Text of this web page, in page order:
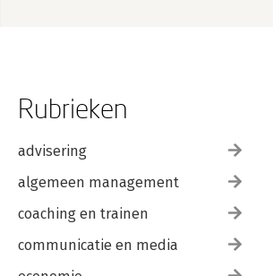
Rubrieken
advisering
algemeen management
coaching en trainen
communicatie en media